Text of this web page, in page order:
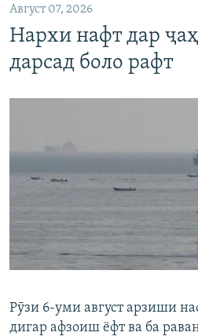
Август 07, 2026
Нархи нафт дар
дарсад боло рафт
Рӯзи 6-уми август арзиши
дигар афзоиш ёфт ва ба